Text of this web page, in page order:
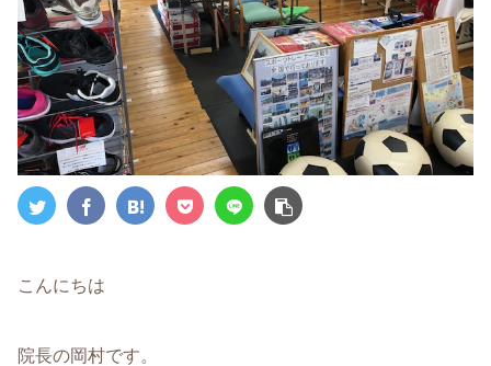
こんにちは
院長の岡村です。